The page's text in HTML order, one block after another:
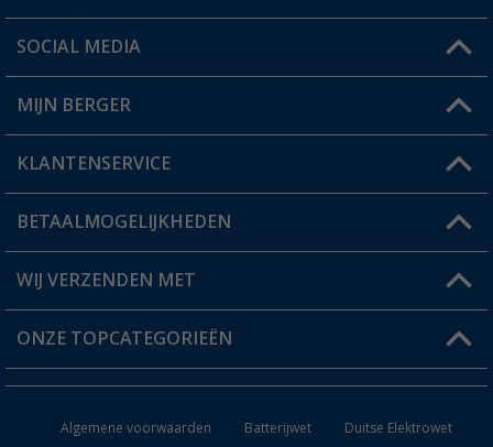
Een vraag?
Winkel vinden
SOCIAL MEDIA
MIJN BERGER
Mijn account
Status bestelling
Verlanglijstje
KLANTENSERVICE
FAQ & Contact
Verzendinformatie
Catalogus
BETAALMOGELIJKHEDEN
WIJ VERZENDEN MET
ONZE TOPCATEGORIEËN
Algemene voorwaarden Batterijwet Duitse Elektrowet